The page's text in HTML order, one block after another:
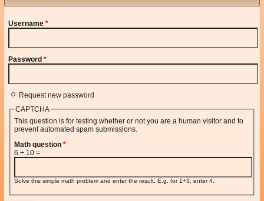
Username*
Password*
Request new password
CAPTCHA
This question is for testing whether or not you are a human visitor and to
prevent automated spam submissions.
Math question*
6 + 10 =
Solve this simple math problem and enter the result. E.g. for 1+3, enter 4.